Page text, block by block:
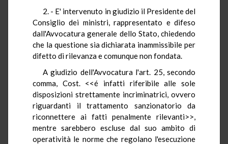
2. - E' intervenuto in giudizio il Presidente del
Consiglio dei ministri, rappresentato e difeso
dall'Avvocatura generale dello Stato, chiedendo
che la questione sia dichiarata inammissibile per
difetto di rilevanza e comunque non fondata.
A giudizio dell'Avvocatura l'art. 25, secondo
comma, Cost. <<é infatti riferibile alle sole
disposizioni strettamente incriminatrici, ovvero
riguardanti il trattamento sanzionatorio da
riconnettere ai fatti penalmente rilevanti>>,
mentre sarebbero escluse dal suo ambito di
operatività le norme che regolano l'esecuzione